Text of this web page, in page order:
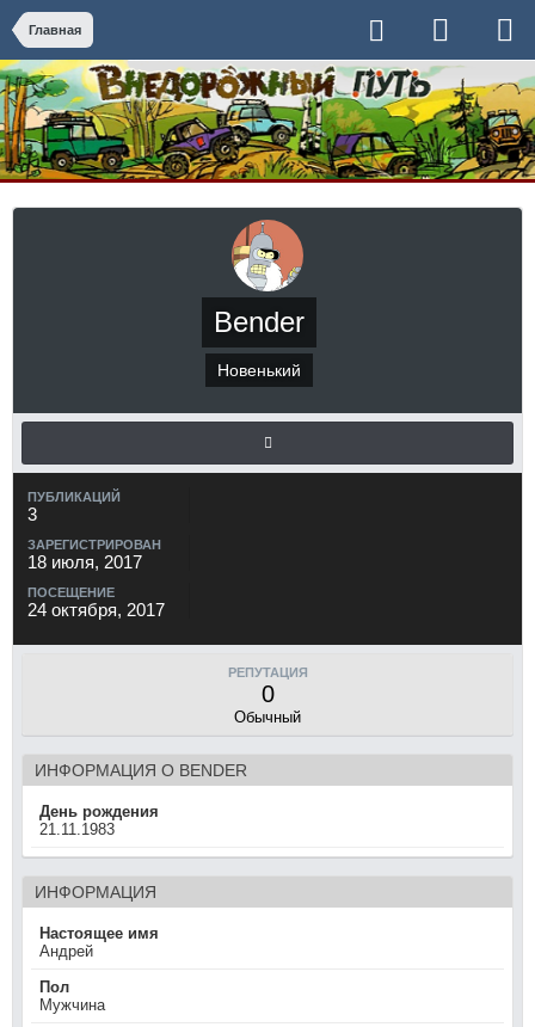
Главная
Bender
Новенький
ПУБЛИКАЦИЙ
3
ЗАРЕГИСТРИРОВАН
18 июля, 2017
ПОСЕЩЕНИЕ
24 октября, 2017
РЕПУТАЦИЯ
0
Обычный
ИНФОРМАЦИЯ О BENDER
День рождения
21.11.1983
ИНФОРМАЦИЯ
Настоящее имя
Андрей
Пол
Мужчина